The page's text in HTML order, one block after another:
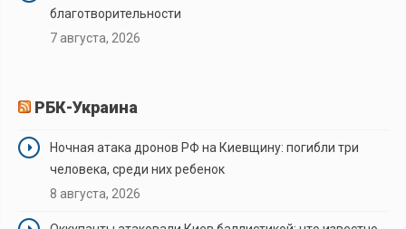
благотворительности
7 августа, 2026
РБК-Украина
Ночная атака дронов РФ на Киевщину: погибли три
человека, среди них ребенок
8 августа, 2026